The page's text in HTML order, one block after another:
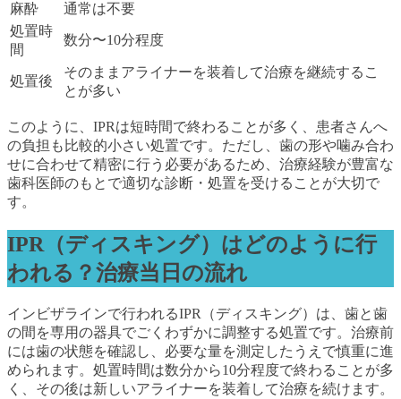
麻酔
通常は不要
処置時
間
数分〜10分程度
処置後
そのままアライナーを装着して治療を継続するこ
とが多い
このように、IPRは短時間で終わることが多く、患者さんへ
の負担も比較的小さい処置です。ただし、歯の形や噛み合わ
せに合わせて精密に行う必要があるため、治療経験が豊富な
歯科医師のもとで適切な診断・処置を受けることが大切で
す。
IPR（ディスキング）はどのように行
われる？治療当日の流れ
インビザラインで行われるIPR（ディスキング）は、歯と歯
の間を専用の器具でごくわずかに調整する処置です。治療前
には歯の状態を確認し、必要な量を測定したうえで慎重に進
められます。処置時間は数分から10分程度で終わることが多
く、その後は新しいアライナーを装着して治療を続けます。